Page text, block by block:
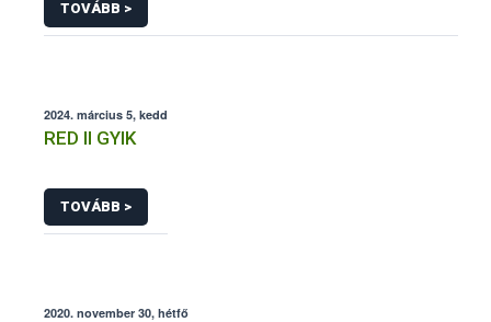
temakorben intezheto kozhatalmi eljarasaihoz
kapcsolodo adatkezelesehez
TOVÁBB >
2024. március 5, kedd
RED II GYIK
TOVÁBB >
2020. november 30, hétfő